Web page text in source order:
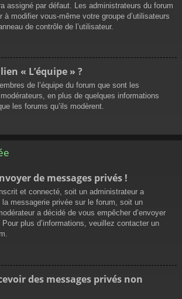
assigné par défaut. Les administrateurs du forum
à modifier vous-même votre groupe d’utilisateurs
de contrôle de l’utilisateur.
« L’équipe » ?
de l’équipe du forum que sont les
en plus de quelques informations
les forums qu’ils modèrent.
de messages privés !
et connecté, soit un administrateur a
messagerie privée sur le forum, soit un
a décidé de vous empêcher d’envoyer
plus d’informations, veuillez contacter un
des messages privés non